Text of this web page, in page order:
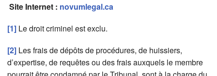
Site Internet : novumlegal.ca
[1] Le droit criminel est exclu.
[2] Les frais de dépôts de procédures, de huissiers,
d’expertise, de requêtes ou des frais auxquels le membre